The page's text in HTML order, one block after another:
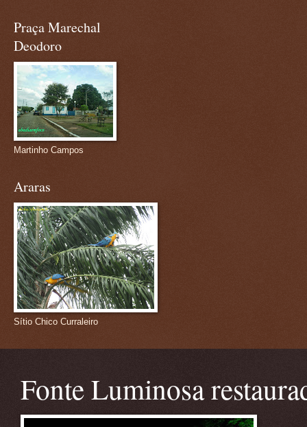
Praça Marechal
Deodoro
Martinho Campos
Araras
Sítio Chico Curraleiro
Fonte Luminosa